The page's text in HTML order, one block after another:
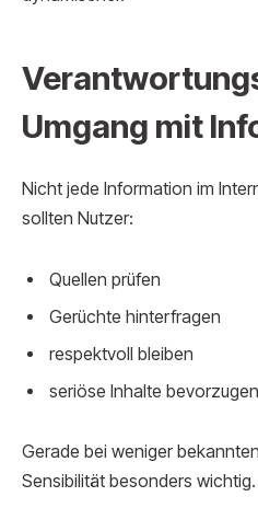
Umgang mit
Nicht jede Information im
sollten Nutzer:
Quellen prüfen
Gerüchte hinterfragen
respektvoll bleiben
seriöse Inhalte bevorzugen
Gerade bei weniger
Sensibilität besonders wichtig.